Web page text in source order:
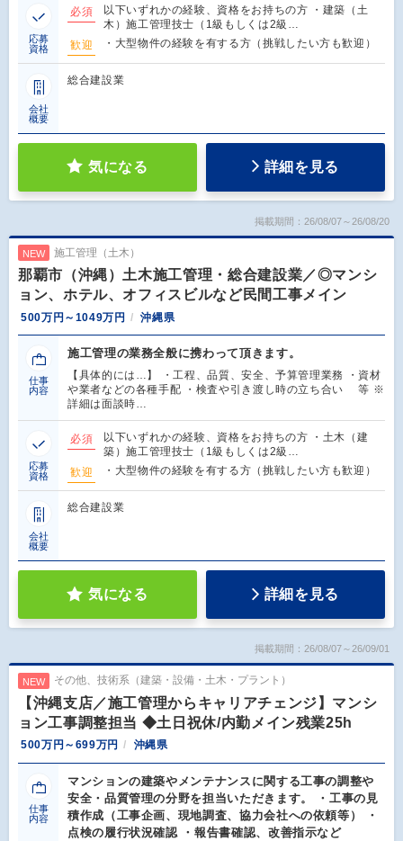
応募
資格
必須
以下いずれかの経験、資格をお持ちの方 ・建築（土
木）施工管理技士（1級もしくは2級…
歓迎
・大型物件の経験を有する方（挑戦したい方も歓迎）
会社
概要
総合建設業
気になる 詳細を見る
掲載期間：26/08/07～26/08/20
NEW 施工管理（土木）
那覇市（沖縄）土木施工管理・総合建設業／◎マンシ
ョン、ホテル、オフィスビルなど民間工事メイン
500万円～1049万円 沖縄県
仕事
内容
施工管理の業務全般に携わって頂きます。
【具体的には…】 ・工程、品質、安全、予算管理業務 ・資材
や業者などの各種手配 ・検査や引き渡し時の立ち合い 等 ※
詳細は面談時…
応募
資格
必須
以下いずれかの経験、資格をお持ちの方 ・土木（建
築）施工管理技士（1級もしくは2級…
歓迎
・大型物件の経験を有する方（挑戦したい方も歓迎）
会社
概要
総合建設業
気になる 詳細を見る
掲載期間：26/08/07～26/09/01
NEW その他、技術系（建築・設備・土木・プラント）
【沖縄支店／施工管理からキャリアチェンジ】マンシ
ョン工事調整担当 ◆土日祝休/内勤メイン残業25h
500万円～699万円 沖縄県
仕事
内容
マンションの建築やメンテナンスに関する工事の調整や
安全・品質管理の分野を担当いただきます。 ・工事の見
積作成（工事企画、現地調査、協力会社への依頼等） ・
点検の履行状況確認 ・報告書確認、改善指示など